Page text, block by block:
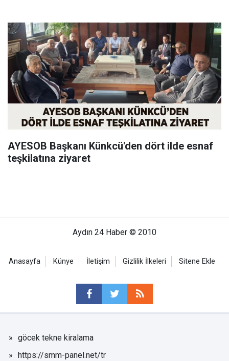
AYESOB Başkanı Künkcü'den dört ilde esnaf
teşkilatına ziyaret
Aydın 24 Haber © 2010
Anasayfa Künye İletişim Gizlilik İlkeleri Sitene Ekle
göcek tekne kiralama
https://smm-panel.net/tr